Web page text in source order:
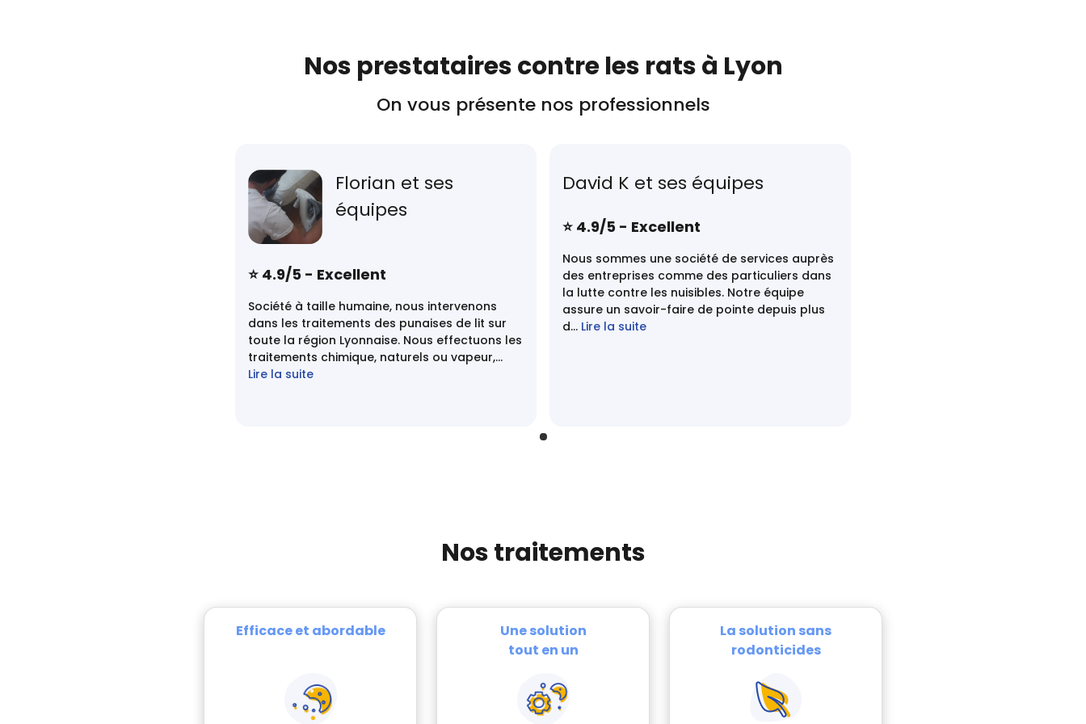
Nos prestataires contre les rats à Lyon
On vous présente nos professionnels
Florian et ses
équipes
⭐️ 4.9/5 - Excellent
Société à taille humaine, nous intervenons
dans les traitements des punaises de lit sur
toute la région Lyonnaise. Nous effectuons les
traitements chimique, naturels ou vapeur,...
Lire la suite
David K et ses équipes
⭐️ 4.9/5 - Excellent
Nous sommes une société de services auprès
des entreprises comme des particuliers dans
la lutte contre les nuisibles. Notre équipe
assure un savoir-faire de pointe depuis plus
d... Lire la suite
Nos traitements
Efficace et abordable
Une solution
tout en un
La solution sans
rodonticides